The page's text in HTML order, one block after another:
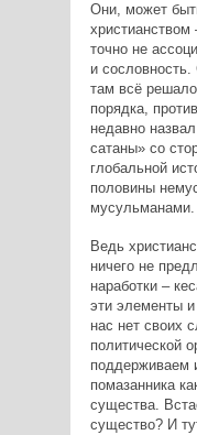
Они, может
точно не
и
там всё
порядка,
недавно
сатаны» со
глобальной
половины
мусульманами.
Ведь
ничего не
наработки –
эти элементы
нас нет своих
политической
поддерживаем
помазанника
существа.
существо? И